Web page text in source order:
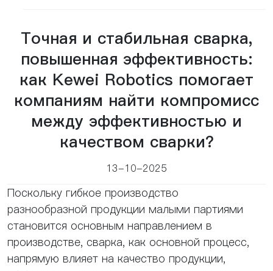
Точная и стабильная сварка,
повышенная эффективность:
как Kewei Robotics помогает
компаниям найти компромисс
между эффективностью и
качеством сварки?
13-10-2025
Поскольку гибкое производство
разнообразной продукции малыми партиями
становится основным направлением в
производстве, сварка, как основной процесс,
напрямую влияет на качество продукции,